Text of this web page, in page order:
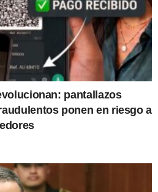
pantallazos
ponen en riesgo a